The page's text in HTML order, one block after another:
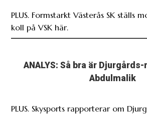
PLUS. Formstarkt Västerås SK ställs
koll på VSK här.
ANALYS: Så bra är
Abdulmalik
PLUS. Skysports rapporterar om